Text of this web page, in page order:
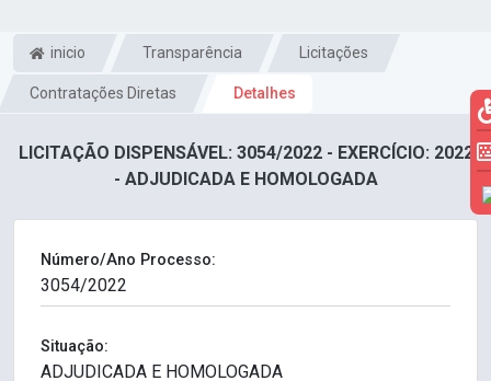
inicio Transparência Licitações
Contratações Diretas Detalhes
LICITAÇÃO DISPENSÁVEL: 3054/2022 - EXERCÍCIO: 2022
- ADJUDICADA E HOMOLOGADA
Número/Ano Processo:
Situação: